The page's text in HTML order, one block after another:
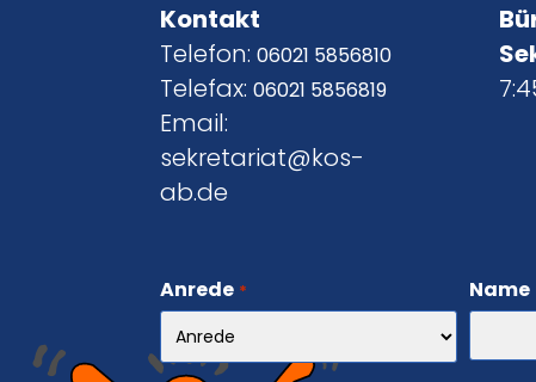
Kontakt
Telefon:06021 5856810
Telefax:06021 5856819
Email:
sekretariat@kos-
ab.de
Anrede * Name